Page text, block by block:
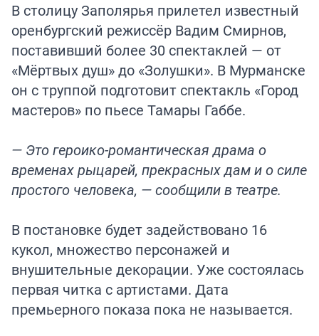
В столицу Заполярья прилетел известный
оренбургский режиссёр Вадим Смирнов,
поставивший более 30 спектаклей — от
«Мёртвых душ» до «Золушки». В Мурманске
он с труппой подготовит спектакль «Город
мастеров» по пьесе Тамары Габбе.
— Это героико-романтическая драма о
временах рыцарей, прекрасных дам и о силе
простого человека, — сообщили в театре.
В постановке будет задействовано 16
кукол, множество персонажей и
внушительные декорации. Уже состоялась
первая читка с артистами. Дата
премьерного показа пока не называется.